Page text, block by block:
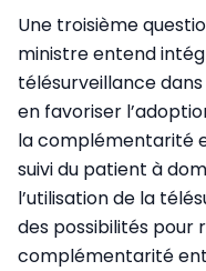
Une troisième
ministre entend
télésurveillance
en favoriser
la complémentarité
suivi du patient à
l’utilisation de la
des possibilités
complémentarité